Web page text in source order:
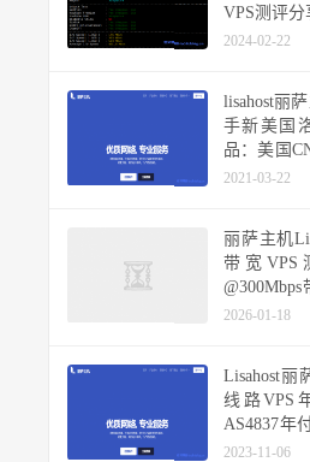
VPS测评
2024-02-22
lisahost丽
手新美国
品：美国
锁大部分
2021-03-22
丽萨主机
带宽VPS
ISP原生IP
2026-01-18
Lisahost丽
线路VPS
AS4837年
IP，双ISP
2023-11-06